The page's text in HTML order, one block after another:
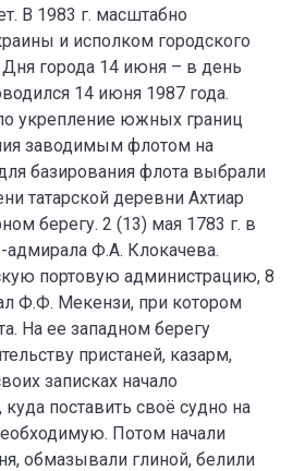
В 1983 г. масштабно
и исполком городского
города 14 июня – в день
14 июня 1987 года.
укрепление южных границ
заводимым флотом на
базирования флота выбрали
татарской деревни Ахтиар
берегу. 2 (13) мая 1783 г. в
Ф.А. Клокачева.
портовую администрацию, 8
Ф.Ф. Мекензи, при котором
На ее западном берегу
пристаней, казарм,
записках начало
поставить своё судно на
Потом начали
обмазывали глиной, белили